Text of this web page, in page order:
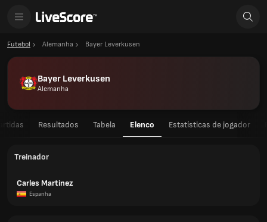
Futebol Alemanha Bayer Leverkusen
Bayer Leverkusen
Alemanha
Resultados Tabela Elenco Estatísticas de jogador
Treinador
Carles Martinez
Espanha